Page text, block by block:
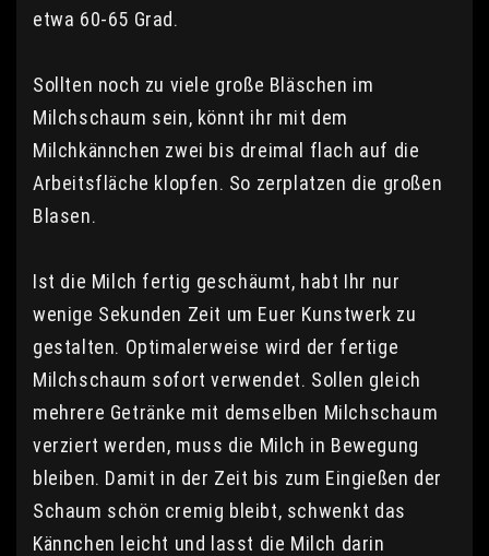
etwa 60-65 Grad.
Sollten noch zu viele große Bläschen im
Milchschaum sein, könnt ihr mit dem
Milchkännchen zwei bis dreimal flach auf die
Arbeitsfläche klopfen. So zerplatzen die großen
Blasen.
Ist die Milch fertig geschäumt, habt Ihr nur
wenige Sekunden Zeit um Euer Kunstwerk zu
gestalten. Optimalerweise wird der fertige
Milchschaum sofort verwendet. Sollen gleich
mehrere Getränke mit demselben Milchschaum
verziert werden, muss die Milch in Bewegung
bleiben. Damit in der Zeit bis zum Eingießen der
Schaum schön cremig bleibt, schwenkt das
Kännchen leicht und lasst die Milch darin